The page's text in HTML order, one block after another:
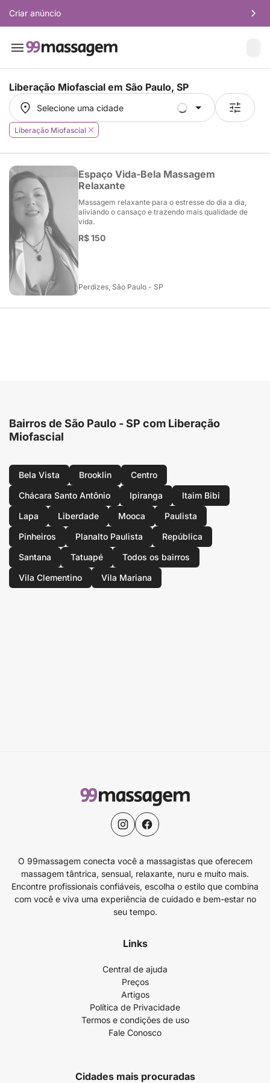
Criar anúncio
Liberação Miofascial em São Paulo, SP
Selecione uma cidade
Selecione uma cidade
Liberação Miofascial
Espaço Vida-Bela Massagem
Relaxante
Massagem relaxante para o estresse do dia a dia,
aliviando o cansaço e trazendo mais qualidade de
vida.
R$ 150
Perdizes, São Paulo - SP
Bairros de São Paulo - SP com Liberação
Miofascial
Bela Vista Brooklin
Centro
Chácara Santo Antônio
Ipiranga
Itaim Bibi
Lapa
Liberdade Mooca
Paulista
Pinheiros
Planalto Paulista
República
Santana
Tatuapé
Todos os bairros
Vila Clementino
Vila Mariana
O 99massagem conecta você a massagistas que oferecem
massagem tântrica, sensual, relaxante, nuru e muito mais.
Encontre profissionais confiáveis, escolha o estilo que combina
com você e viva uma experiência de cuidado e bem-estar no
seu tempo.
Links
Central de ajuda
Preços
Artigos
Política de Privacidade
Termos e condições de uso
Fale Conosco
Cidades mais procuradas